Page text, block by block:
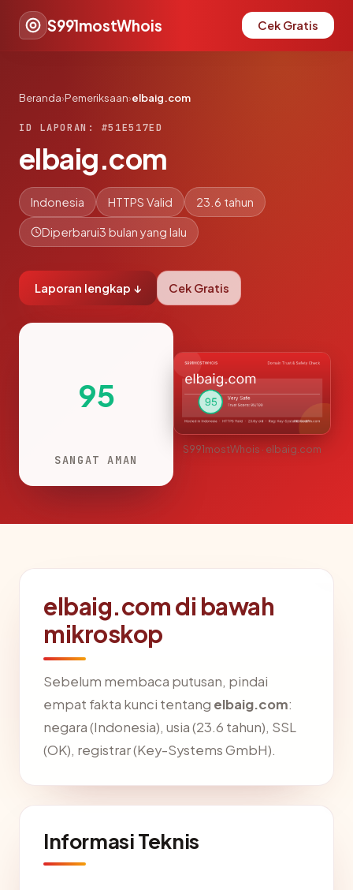
S991mostWhois Cek Gratis
Beranda›Pemeriksaan›elbaig.com
ID LAPORAN: #51E517ED
elbaig.com
Indonesia HTTPS Valid 23.6 tahun
Diperbarui3 bulan yang lalu
Laporan lengkap ↓ Cek Gratis
95
SANGAT AMAN
S991mostWhois · elbaig.com
elbaig.com di bawah
mikroskop
Sebelum membaca putusan, pindai
empat fakta kunci tentang elbaig.com:
negara (Indonesia), usia (23.6 tahun), SSL
(OK), registrar (Key-Systems GmbH).
Informasi Teknis